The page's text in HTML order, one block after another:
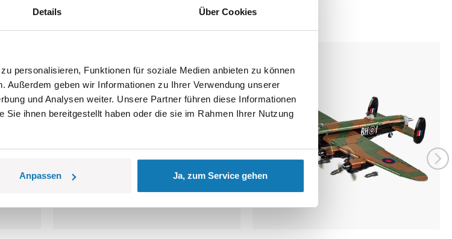
Details Über Cookies
personalisieren, Funktionen für soziale Medien anbieten zu können
Außerdem geben wir Informationen zu Ihrer Verwendung unserer
und Analysen weiter. Unsere Partner führen diese Informationen
ihnen bereitgestellt haben oder die sie im Rahmen Ihrer Nutzung
Anpassen Ja, zum Service gehen